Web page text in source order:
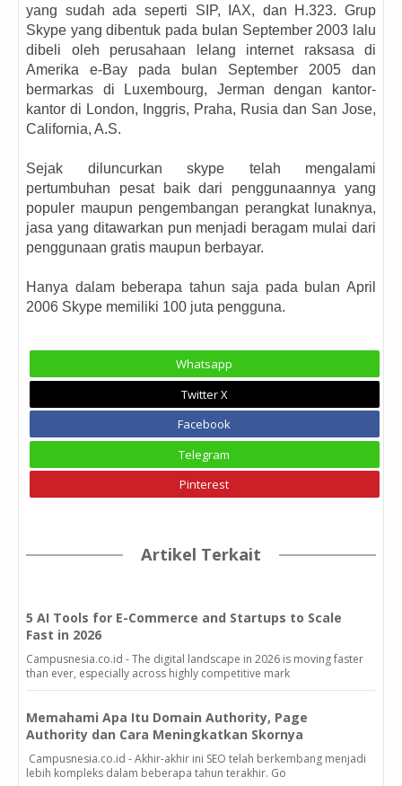
yang sudah ada seperti SIP, IAX, dan H.323. Grup
Skype yang dibentuk pada bulan September 2003 lalu
dibeli oleh perusahaan lelang internet raksasa di
Amerika e-Bay pada bulan September 2005 dan
bermarkas di Luxembourg, Jerman dengan kantor-
kantor di London, Inggris, Praha, Rusia dan San Jose,
California, A.S.
Sejak diluncurkan skype telah mengalami
pertumbuhan pesat baik dari penggunaannya yang
populer maupun pengembangan perangkat lunaknya,
jasa yang ditawarkan pun menjadi beragam mulai dari
penggunaan gratis maupun berbayar.
Hanya dalam beberapa tahun saja pada bulan April
2006 Skype memiliki 100 juta pengguna.
Whatsapp
Twitter X
Facebook
Telegram
Pinterest
Artikel Terkait
5 AI Tools for E-Commerce and Startups to Scale
Fast in 2026
Campusnesia.co.id - The digital landscape in 2026 is moving faster
than ever, especially across highly competitive mark
Memahami Apa Itu Domain Authority, Page
Authority dan Cara Meningkatkan Skornya
Campusnesia.co.id - Akhir-akhir ini SEO telah berkembang menjadi
lebih kompleks dalam beberapa tahun terakhir. Go